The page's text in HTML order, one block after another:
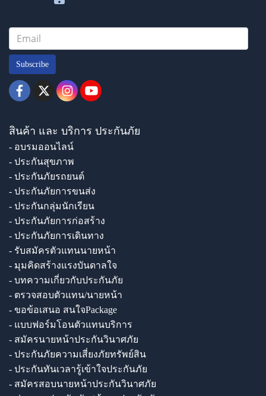
Subscribe
สินค้า และ บริการ ประกันภัย
- อบรมออนไลน์
- ประกันสุขภาพ
- ประกันภัยรถยนต์
- ประกันภัยการขนส่ง
- ประกันกลุ่มนักเรียน
- ประกันภัยการก่อสร้าง
- ประกันภัยการเดินทาง
- รับสมัครตัวแทนนายหน้า
- มุมคิดสร้างแรงบันดาลใจ
- บทความเกี่ยวกับประกันภัย
- ตรวจสอบตัวแทน/นายหน้า
- ขอข้อเสนอ สนใจPackage
- แบบฟอร์มโอนตัวแทนบริการ
- สมัครนายหน้าประกันวินาศภัย
- ประกันภัยความเสี่ยงภัยทรัพย์สิน
- ประกันทันเวลารู้เข้าใจประกันภัย
- สมัครสอบนายหน้าประกันวินาศภัย